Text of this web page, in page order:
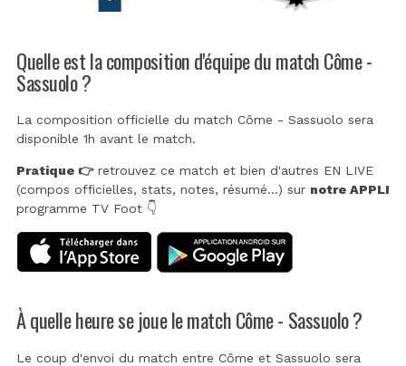
Quelle est la composition d'équipe du match Côme -
Sassuolo ?
La composition officielle du match Côme - Sassuolo sera
disponible 1h avant le match.
Pratique 👉retrouvez ce match et bien d'autres EN LIVE
(compos officielles, stats, notes, résumé...) sur notre APPLI
programme TV Foot 👇
À quelle heure se joue le match Côme - Sassuolo ?
Le coup d'envoi du match entre Côme et Sassuolo sera